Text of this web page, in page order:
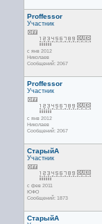
Proffessor
Участник
с янв 2012
Николаев
Сообщений: 2067
Proffessor
Участник
с янв 2012
Николаев
Сообщений: 2067
СтарыйА
Участник
с фев 2011
ЮФО
Сообщений: 1873
СтарыйА